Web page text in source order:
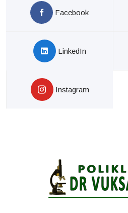
Facebook
LinkedIn
Instagram